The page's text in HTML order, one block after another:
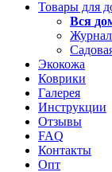
Товары для
Вся
Экокожа
Коврики
Галерея
Инструкции
Отзывы
FAQ
Контакты
Опт